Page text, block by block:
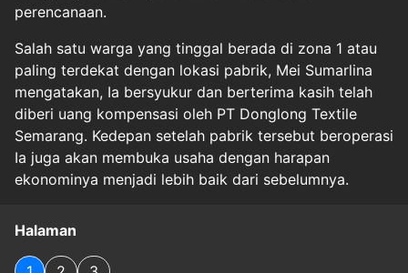
perencanaan.
Salah satu warga yang tinggal berada di zona 1 atau
paling terdekat dengan lokasi pabrik, Mei Sumarlina
mengatakan, Ia bersyukur dan berterima kasih telah
diberi uang kompensasi oleh PT Donglong Textile
Semarang. Kedepan setelah pabrik tersebut beroperasi
Ia juga akan membuka usaha dengan harapan
ekonominya menjadi lebih baik dari sebelumnya.
Halaman